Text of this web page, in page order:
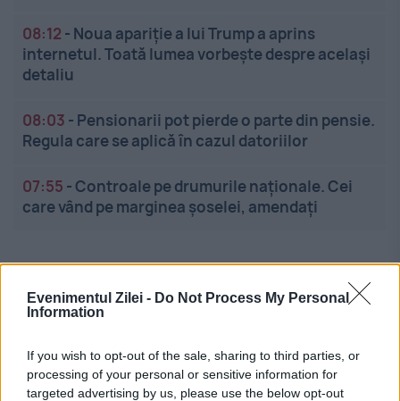
Evenimentul Zilei - Do Not Process My Personal
Information
If you wish to opt-out of the sale, sharing to third parties, or
processing of your personal or sensitive information for
targeted advertising by us, please use the below opt-out
08:12 - Noua apariție a lui Trump a aprins
internetul. Toată lumea vorbește despre același
detaliu
08:03 - Pensionarii pot pierde o parte din pensie.
Regula care se aplică în cazul datoriilor
07:55 -Controale pe drumurile naționale. Cei
care vând pe marginea șoselei, amendați
Linkuri utile